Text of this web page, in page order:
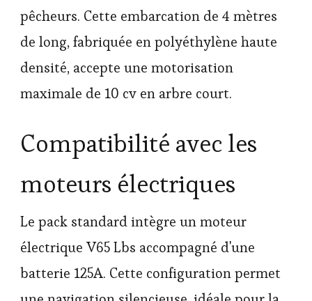
pêcheurs. Cette embarcation de 4 mètres
de long, fabriquée en polyéthylène haute
densité, accepte une motorisation
maximale de 10 cv en arbre court.
Compatibilité avec les
moteurs électriques
Le pack standard intègre un moteur
électrique V65 Lbs accompagné d'une
batterie 125A. Cette configuration permet